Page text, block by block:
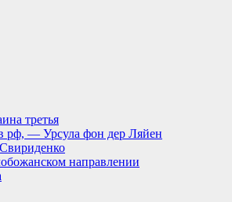
третья
рф, — Урсула фон дер Ляйен
направлении